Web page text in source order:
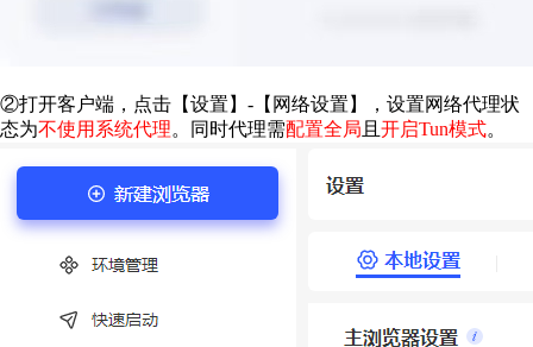
②打开客户端，点击【设置】-【网络设置】，设置网络代理状
态为不使用系统代理。同时代理需配置全局 且 开启Tun模式。